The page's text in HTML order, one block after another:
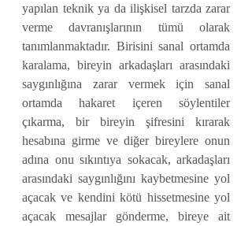
yapılan teknik ya da ilişkisel tarzda zarar
verme davranışlarının tümü olarak
tanımlanmaktadır. Birisini sanal ortamda
karalama, bireyin arkadaşları arasındaki
saygınlığına zarar vermek için sanal
ortamda hakaret içeren söylentiler
çıkarma, bir bireyin şifresini kırarak
hesabına girme ve diğer bireylere onun
adına onu sıkıntıya sokacak, arkadaşları
arasındaki saygınlığını kaybetmesine yol
açacak ve kendini kötü hissetmesine yol
açacak mesajlar gönderme, bireye ait